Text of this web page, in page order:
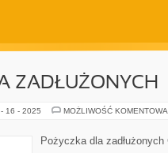
ZADŁUŻONYCH
16 - 2025 MOŻLIWOŚĆ
Pożyczka dla